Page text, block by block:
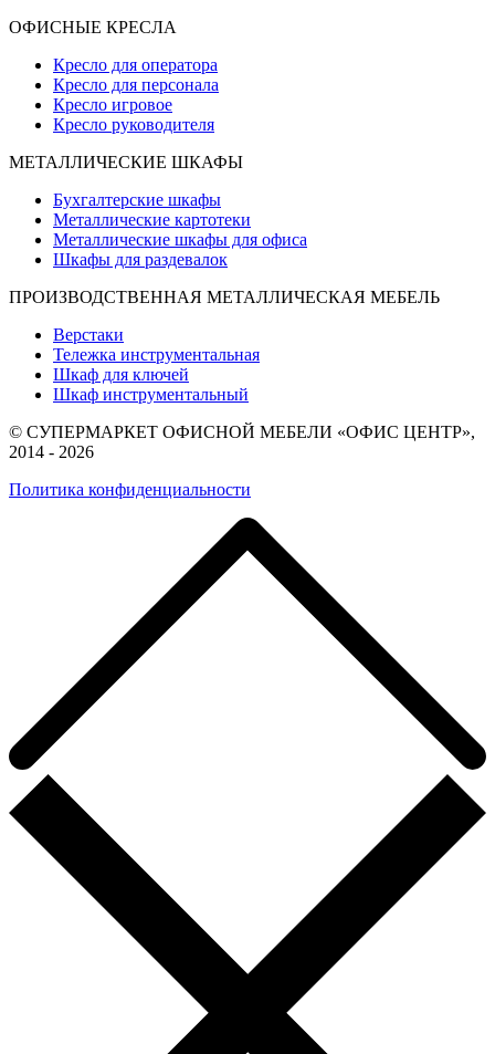
ОФИСНЫЕ КРЕСЛА
Кресло для оператора
Кресло для персонала
Кресло игровое
Кресло руководителя
МЕТАЛЛИЧЕСКИЕ ШКАФЫ
Бухгалтерские шкафы
Металлические картотеки
Металлические шкафы для офиса
Шкафы для раздевалок
ПРОИЗВОДСТВЕННАЯ МЕТАЛЛИЧЕСКАЯ МЕБЕЛЬ
Верстаки
Тележка инструментальная
Шкаф для ключей
Шкаф инструментальный
© СУПЕРМАРКЕТ ОФИСНОЙ МЕБЕЛИ «ОФИС ЦЕНТР»,
2014 - 2026
Политика конфиденциальности